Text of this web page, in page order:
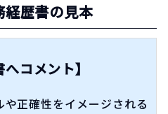
経歴書の見本
コメント】
正確性をイメージされる